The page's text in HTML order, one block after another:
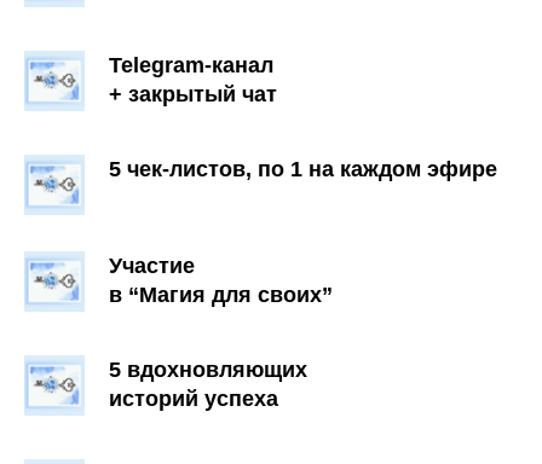
Telegram-канал
+ закрытый чат
5 чек-листов, по 1 на каждом эфире
Участие
в “Магия для своих”
5 вдохновляющих
историй успеха